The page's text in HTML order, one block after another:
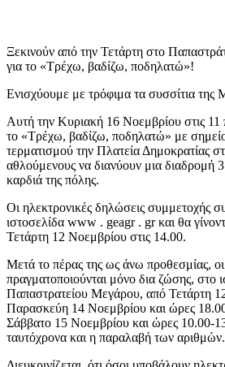
Ξεκινούν από την Τετάρτη στο
για το «Τρέχω, βαδίζω, ποδηλατώ»!
Ενισχύουμε με τρόφιμα τα συσσίτια της
Αυτή την Κυριακή 16 Νοεμβρίου στις 11
το «Τρέχω, βαδίζω, ποδηλατώ» με
τερματισμού την Πλατεία Δημοκρατίας
αθλούμενους να διανύουν μια διαδρομή
καρδιά της πόλης.
Οι ηλεκτρονικές δηλώσεις συμμετοχής
ιστοσελίδα www . geagr . gr και θα
Τετάρτη 12 Νοεμβρίου στις 14.00.
Μετά το πέρας της ως άνω προθεσμίας,
πραγματοποιούνται μόνο δια ζώσης, στο
Παπαστρατείου Μεγάρου, από Τετάρτη
Παρασκεύη 14 Νοεμβρίου και ώρες
Σάββατο 15 Νοεμβρίου και ώρες 10.00-
ταυτόχρονα και η παραλαβή των αριθμών.